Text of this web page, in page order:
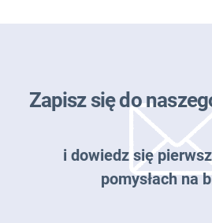
Zapisz się do
i dowiedz się
pomysłach na